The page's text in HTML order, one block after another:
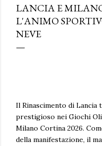
LANCIA E
L'ANIMO
NEVE
Il Rinascimento di Lancia
prestigioso nei Giochi
Milano Cortina 2026.
della manifestazione, il